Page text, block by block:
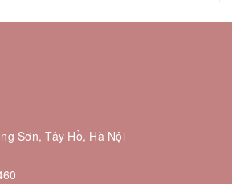
Sơn, Tây Hồ, Hà Nội